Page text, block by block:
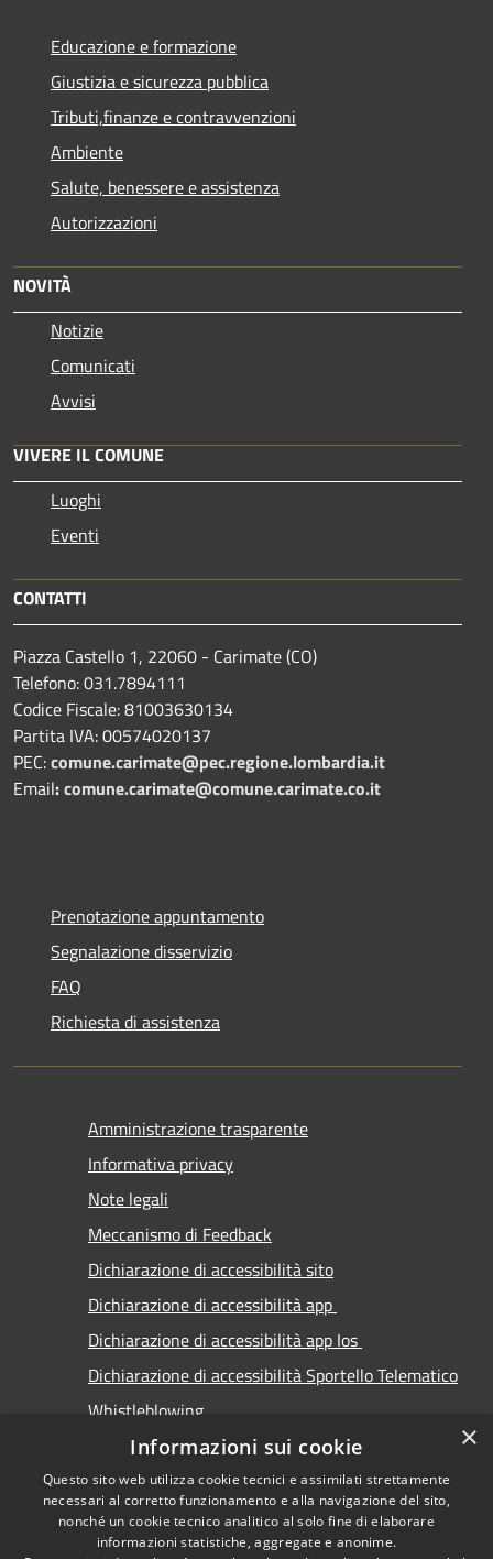
Educazione e formazione
Giustizia e sicurezza pubblica
Tributi,finanze e contravvenzioni
Ambiente
Salute, benessere e assistenza
Autorizzazioni
NOVITÀ
Notizie
Comunicati
Avvisi
VIVERE IL COMUNE
Luoghi
Eventi
CONTATTI
Piazza Castello 1, 22060 - Carimate (CO)
Telefono: 031.7894111
Codice Fiscale: 81003630134
Partita IVA: 00574020137
PEC:comune.carimate@pec.regione.lombardia.it
Email:comune.carimate@comune.carimate.co.it
Prenotazione appuntamento
Segnalazione disservizio
FAQ
Richiesta di assistenza
Amministrazione trasparente
Informativa privacy
Note legali
Meccanismo di Feedback
Dichiarazione di accessibilità sito
Dichiarazione di accessibilità app
Dichiarazione di accessibilità app Ios
Dichiarazione di accessibilità Sportello Telematico
Whistleblowing
Copyright © 2026 • Comune di
×
Informazioni sui cookie
Questo sito web utilizza cookie tecnici e assimilati strettamente
necessari al corretto funzionamento e alla navigazione del sito,
nonché un cookie tecnico analitico al solo fine di elaborare
informazioni statistiche, aggregate e anonime.